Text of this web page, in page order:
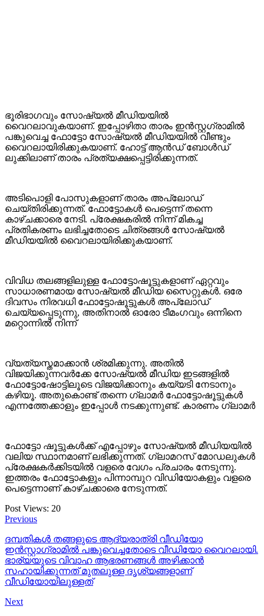
ഭൂരിഭാഗവും സോഷ്യൽ മീഡിയയിൽ
വൈറലാവുകയാണ്. ഇപ്പോഴിതാ താരം ഇൻസ്റ്റഗ്രാമിൽ
പങ്കുവെച്ച ഫോട്ടോ സോഷ്യൽ മീഡിയയിൽ വീണ്ടും
വൈറലായിരിക്കുകയാണ്. ഹോട്ട് ആൻഡ് ബോൾഡ്
ലുക്കിലാണ് താരം പ്രത്യക്ഷപ്പെട്ടിരിക്കുന്നത്.
അടിപൊളി പോസുകളാണ് താരം അപ്‌ലോഡ്
ചെയ്തിരിക്കുന്നത്. ഫോട്ടോകൾ പെട്ടെന്ന് തന്നെ
കാഴ്ചക്കാരെ നേടി. പ്രേക്ഷകരിൽ നിന്ന് മികച്ച
പ്രതികരണം ലഭിച്ചതോടെ ചിത്രങ്ങൾ സോഷ്യൽ
മീഡിയയിൽ വൈറലായിരിക്കുകയാണ്.
വിവിധ തലങ്ങളിലുള്ള ഫോട്ടോഷൂട്ടുകളാണ് ഏറ്റവും
സാധാരണമായ സോഷ്യൽ മീഡിയ സൈറ്റുകൾ. ഒരേ
ദിവസം നിരവധി ഫോട്ടോഷൂട്ടുകൾ അപ്‌ലോഡ്
ചെയ്യപ്പെടുന്നു, അതിനാൽ ഓരോ ടീമംഗവും ഒന്നിനെ
മറ്റൊന്നിൽ നിന്ന്
വ്യത്യസ്തമാക്കാൻ ശ്രമിക്കുന്നു. അതിൽ
വിജയിക്കുന്നവർക്കേ സോഷ്യൽ മീഡിയ ഇടങ്ങളിൽ
ഫോട്ടോഷോട്ടിലൂടെ വിജയിക്കാനും കയ്യടി നേടാനും
കഴിയൂ. അതുകൊണ്ട് തന്നെ ഗ്ലാമർ ഫോട്ടോഷൂട്ടുകൾ
എന്നത്തേക്കാളും ഇപ്പോൾ നടക്കുന്നുണ്ട്. കാരണം ഗ്ലാമർ
ഫോട്ടോ ഷൂട്ടുകൾക്ക് എപ്പോഴും സോഷ്യൽ മീഡിയയിൽ
വലിയ സ്ഥാനമാണ് ലഭിക്കുന്നത്. ഗ്ലാമറസ് മോഡലുകൾ
പ്രേക്ഷകർക്കിടയിൽ വളരെ വേഗം പ്രചാരം നേടുന്നു.
ഇത്തരം ഫോട്ടോകളും പിന്നാമ്പുറ വിഡിയോകളും വളരെ
പെട്ടെന്നാണ് കാഴ്ചക്കാരെ നേടുന്നത്.
Post Views: 20
Previous
ദമ്പതികൾ തങ്ങളുടെ ആദ്യരാത്രി വീഡിയോ
ഇൻസ്റ്റാഗ്രാമിൽ പങ്കുവെച്ചതോടെ വീഡിയോ വൈറലായി.
ഭാര്യയുടെ വിവാഹ ആഭരണങ്ങൾ അഴിക്കാൻ
സഹായിക്കുന്നത് മുതലുള്ള ദൃശ്യങ്ങളാണ്
വീഡിയോയിലുള്ളത്
Next